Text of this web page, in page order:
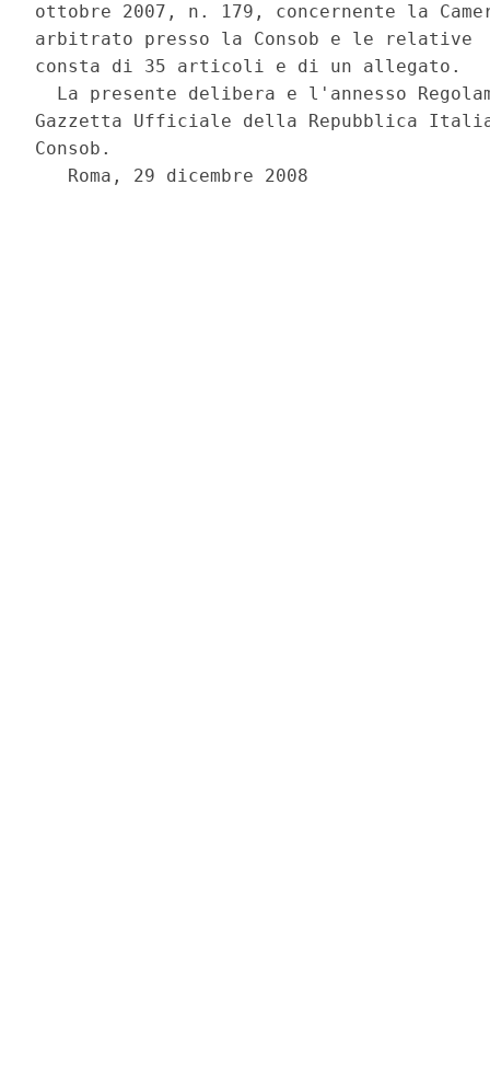
ottobre 2007, n. 179, concernente la
arbitrato presso la Consob e le relative
consta di 35 articoli e di un allegato.
La presente delibera e l'annesso
Gazzetta Ufficiale della Repubblica
Consob.
   Roma, 29 dicembre 2008